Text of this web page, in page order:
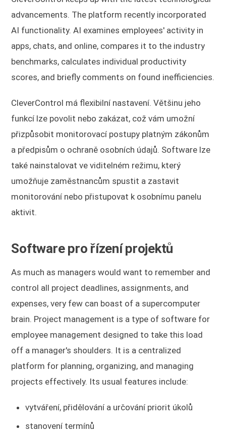
advancements. The platform recently incorporated
AI functionality. AI examines employees' activity in
apps, chats, and online, compares it to the industry
benchmarks, calculates individual productivity
scores, and briefly comments on found inefficiencies.
CleverControl má flexibilní nastavení. Většinu jeho
funkcí lze povolit nebo zakázat, což vám umožní
přizpůsobit monitorovací postupy platným zákonům
a předpisům o ochraně osobních údajů. Software lze
také nainstalovat ve viditelném režimu, který
umožňuje zaměstnancům spustit a zastavit
monitorování nebo přistupovat k osobnímu panelu
aktivit.
Software pro řízení projektů
As much as managers would want to remember and
control all project deadlines, assignments, and
expenses, very few can boast of a supercomputer
brain. Project management is a type of software for
employee management designed to take this load
off a manager's shoulders. It is a centralized
platform for planning, organizing, and managing
projects effectively. Its usual features include:
vytváření, přidělování a určování priorit úkolů
stanovení termínů